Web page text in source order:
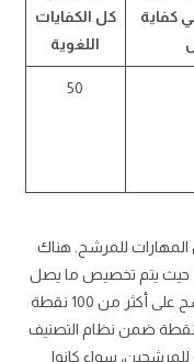
5 أو 6 في كفاية
كل الكفايات
اللغوية
50
نقل المهارات للمرشح. هناك
حيث يتم تخصيص ما يصل
إلى 50 نقطة لكل تركيبة. حتى إذا حصل المرشح على أكثر من 100 نقطة
في المجموع، فإنه سيتم تخصيص فقط 100 نقطة ضمن نظام التصنيف
سواء كانوا